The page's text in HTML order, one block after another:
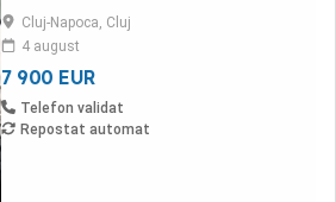
082 Sau 0728 040 915 Mercedes-Benz
Sprinter 316 CDI an fabricație 2010 motor 2.2
CDi 160 CP Dotari: clima 6 ...
Cluj-Napoca, Cluj
4 august
7 900 EUR
Telefon validat
Repostat automat